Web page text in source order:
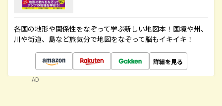
各国の地形や関係性をなぞって学ぶ新しい地図本！国境や州、
川や街道、島など旅気分で地図をなぞって脳もイキイキ！
詳細を見る
AD